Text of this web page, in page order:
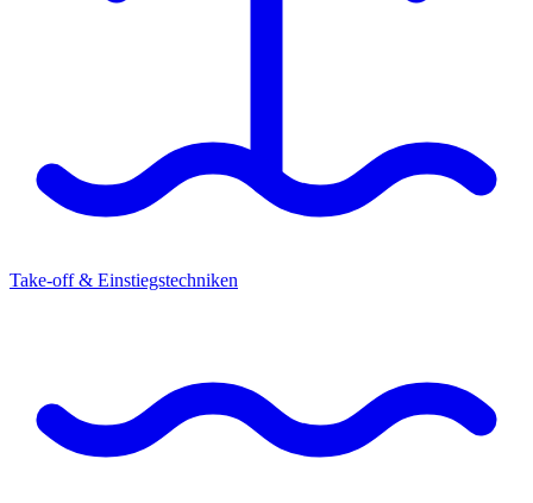
Take-off & Einstiegstechniken